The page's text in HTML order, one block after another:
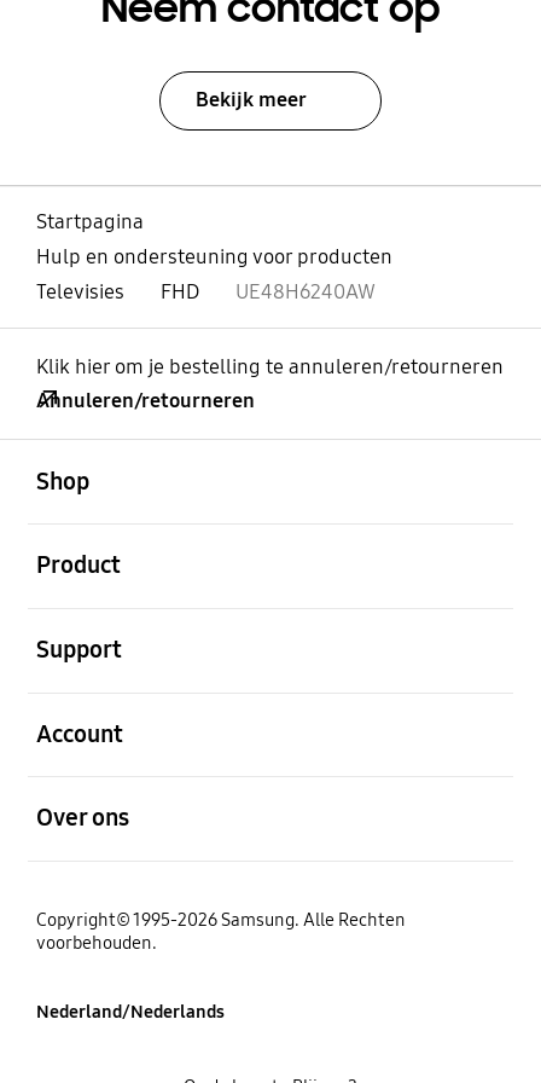
Bekijk meer
Startpagina
Hulp en ondersteuning voor producten
Televisies
FHD UE48H6240AW
Klik hier om je bestelling te annuleren/retourneren
Annuleren/retourneren
Shop
Product
Support
Account
Over ons
Copyright© 1995-2026 Samsung. Alle Rechten
voorbehouden.
Nederland/Nederlands